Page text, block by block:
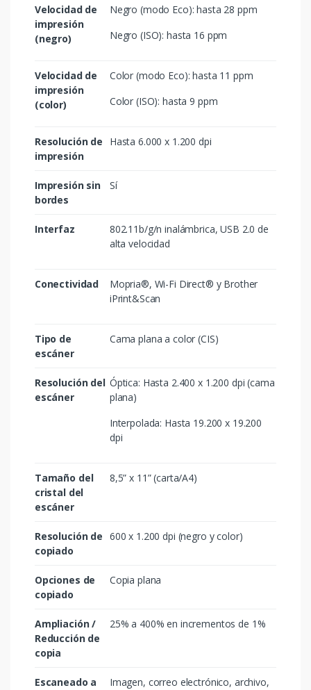
Velocidad de
impresión
(negro)
Negro (modo Eco): hasta 28 ppm
Negro (ISO): hasta 16 ppm
Velocidad de
impresión
(color)
Color (modo Eco): hasta 11 ppm
Color (ISO): hasta 9 ppm
Resolución de
impresión
Hasta 6.000 x 1.200 dpi
Impresión sin
bordes
Sí
Interfaz
802.11b/g/n inalámbrica, USB 2.0 de
alta velocidad
Conectividad
Mopria®, Wi-Fi Direct® y Brother
iPrint&Scan
Tipo de
escáner
Cama plana a color (CIS)
Resolución del
escáner
Óptica: Hasta 2.400 x 1.200 dpi (cama
plana)
Interpolada: Hasta 19.200 x 19.200
dpi
Tamaño del
cristal del
escáner
8,5” x 11” (carta/A4)
Resolución de
copiado
600 x 1.200 dpi (negro y color)
Opciones de
copiado
Copia plana
Ampliación /
Reducción de
copia
25% a 400% en incrementos de 1%
Escaneado a
Imagen, correo electrónico, archivo,